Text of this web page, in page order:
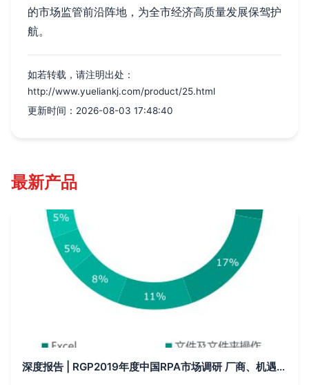
的市场监管前沿阵地，为全市经济高质量发展保驾护
航。
如若转载，请注明出处：
http://www.yueliankj.com/product/25.html
更新时间：2026-08-03 17:48:40
最新产品
深度报告 | RGP2019年度中国RPA市场调研 厂商、机遇、规模、上升空间、市场反馈